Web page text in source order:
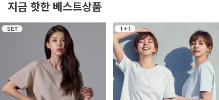
지금 핫한 베스트상품